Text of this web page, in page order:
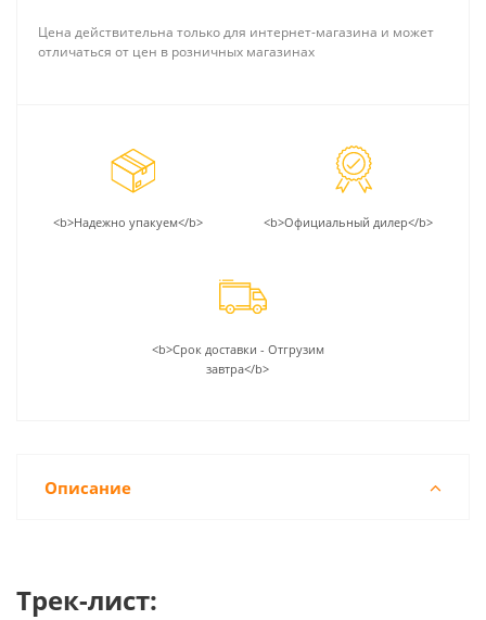
Цена действительна только для интернет-магазина и может
отличаться от цен в розничных магазинах
<b>Надежно упакуем</b> <b>Официальный дилер</b>
<b>Срок доставки - Отгрузим
завтра</b>
Описание
Трек-лист: